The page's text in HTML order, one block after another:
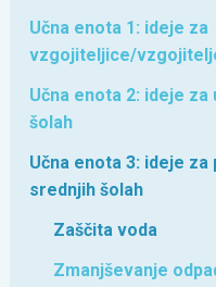
Učna enota 1: ideje za
vzgojiteljice/
Učna enota 2: ideje
šolah
Učna enota 3: ideje
srednjih šolah
Zaščita voda
Zmanjševanje